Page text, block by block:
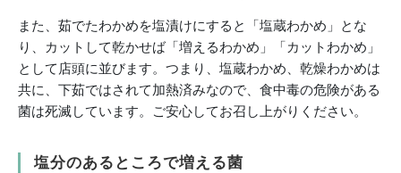
また、茹でたわかめを塩漬けにすると「塩蔵わかめ」とな
り、カットして乾かせば「増えるわかめ」「カットわかめ」
として店頭に並びます。つまり、塩蔵わかめ、乾燥わかめは
共に、下茹ではされて加熱済みなので、食中毒の危険がある
菌は死滅しています。ご安心してお召し上がりください。
塩分のあるところで増える菌